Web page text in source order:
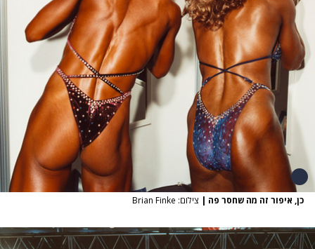
כן, איפור זה מה שחסר פה | צילום: Brian Finke